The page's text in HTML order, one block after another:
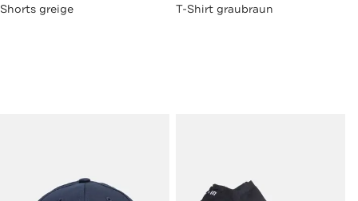
Shorts greige T-Shirt graubraun